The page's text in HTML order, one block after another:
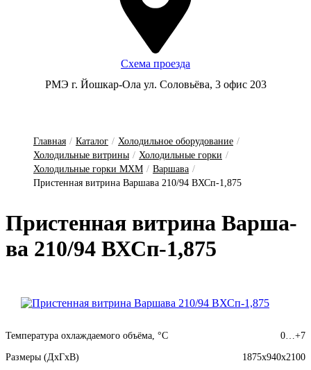
Схема проезда
РМЭ г. Йошкар-Ола ул. Соловьёва, 3 офис 203
Главная / Каталог / Холодильное оборудование /
Холодильные витрины / Холодильные горки /
Холодильные горки МХМ / Варшава /
Пристенная витрина Варшава 210/94 ВХСп-1,875
Прис­тенная вит­ри­на Вар­ша­
ва 210/94 ВХСп-1,875
Температура охлаждаемого объёма, °C 0…+7
Размеры (ДхГхВ) 1875x940x2100